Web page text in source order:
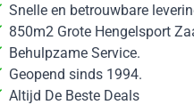
Snelle en betrouwbare
850m2 Grote Hengelsport
Behulpzame Service.
Geopend sinds 1994.
Altijd De Beste Deals